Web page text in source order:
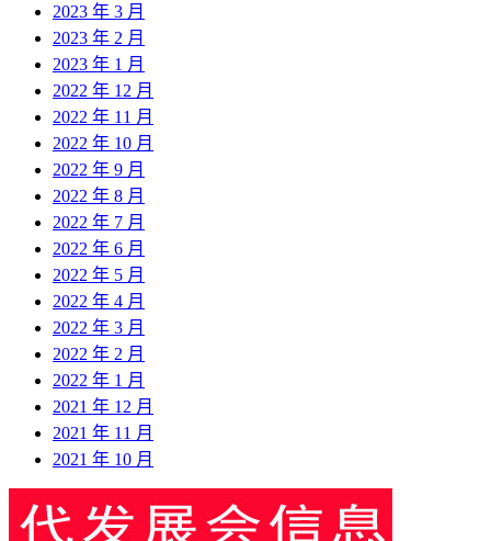
2023 年 3 月
2023 年 2 月
2023 年 1 月
2022 年 12 月
2022 年 11 月
2022 年 10 月
2022 年 9 月
2022 年 8 月
2022 年 7 月
2022 年 6 月
2022 年 5 月
2022 年 4 月
2022 年 3 月
2022 年 2 月
2022 年 1 月
2021 年 12 月
2021 年 11 月
2021 年 10 月